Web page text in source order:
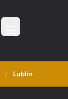
Menu
/ Lublin